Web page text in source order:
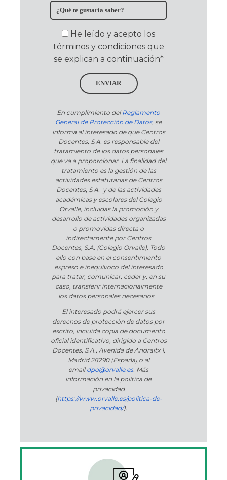
He leído y acepto los
términos y condiciones que
se explican a continuación*
ENVIAR
En cumplimiento delReglamento
General de Protección de Datos, se
informa al interesado de que Centros
Docentes, S.A. es responsable del
tratamiento de los datos personales
que va a proporcionar. La finalidad del
tratamiento es la gestión de las
actividades estatutarias de Centros
Docentes, S.A. y de las actividades
académicas y escolares del Colegio
Orvalle, incluidas la promoción y
desarrollo de actividades organizadas
o promovidas directa o
indirectamente por Centros
Docentes, S.A. (Colegio Orvalle). Todo
ello con base en el consentimiento
expreso e inequívoco del interesado
para tratar, comunicar, ceder y, en su
caso, transferir internacionalmente
los datos personales necesarios.
El interesado podrá ejercer sus
derechos de protección de datos por
escrito, incluida copia de documento
oficial identificativo, dirigido a Centros
Docentes, S.A., Avenida de Andraitx 1,
Madrid 28290 (España),o al
emaildpo@orvalle.es. Más
información en la política de
privacidad
(https://www.orvalle.es/politica-de-
privacidad/).